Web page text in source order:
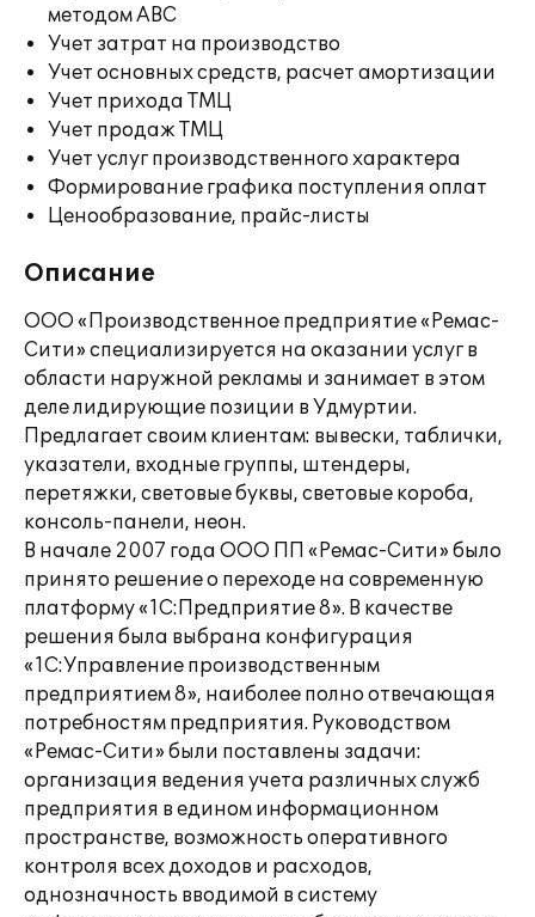
методом ABC
Учет затрат на производство
Учет основных средств, расчет амортизации
Учет прихода ТМЦ
Учет продаж ТМЦ
Учет услуг производственного характера
Формирование графика поступления оплат
Ценообразование, прайс-листы
Описание
ООО «Производственное предприятие «Ремас-
Сити» специализируется на оказании услуг в
области наружной рекламы и занимает в этом
деле лидирующие позиции в Удмуртии.
Предлагает своим клиентам: вывески, таблички,
указатели, входные группы, штендеры,
перетяжки, световые буквы, световые короба,
консоль-панели, неон.
В начале 2007 года ООО ПП «Ремас-Сити» было
принято решение о переходе на современную
платформу «1С:Предприятие 8». В качестве
решения была выбрана конфигурация
«1С:Управление производственным
предприятием 8», наиболее полно отвечающая
потребностям предприятия. Руководством
«Ремас-Сити» были поставлены задачи:
организация ведения учета различных служб
предприятия в едином информационном
пространстве, возможность оперативного
контроля всех доходов и расходов,
однозначность вводимой в систему